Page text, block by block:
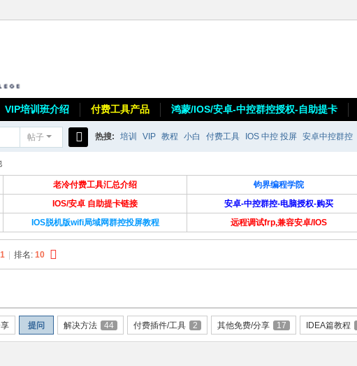
VIP培训班介绍 付费工具产品 鸿蒙/IOS/安卓-中控群控授权-自助提卡
帖子
索
热搜: 培训 VIP 教程 小白 付费工具 IOS 中控 投屏 安卓中控群控
老冷付费工具汇总介绍 钧界编程学院
IOS/安卓 自助提卡链接 安卓-中控群控-电脑授权-购买
IOS脱机版wifi局域网群控投屏教程 远程调试frp,兼容安卓/IOS
排名:10
提问 解决方法 44 付费插件/工具 2 其他免费/分享 17 IDEA篇教程